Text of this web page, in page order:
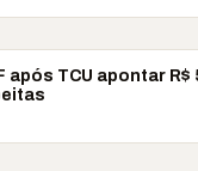
após TCU apontar R$